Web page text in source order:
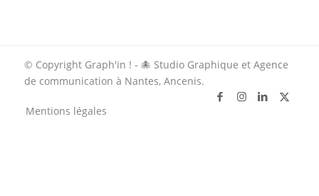
© Copyright Graph'in ! - 🐙 Studio Graphique et Agence
de communication à Nantes, Ancenis.
Mentions légales